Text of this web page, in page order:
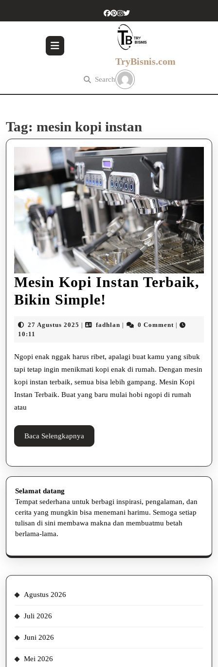
TryBisnis.com
Search
Tag: mesin kopi instan
Mesin Kopi Instan Terbaik,
Bikin Simple!
Instan
Terbaik,
Bikin
Simple!
27 Agustus 2025 27
fadhlan fadhlan0 Comment
10:11
Ngopi enak nggak harus ribet, apalagi buat kamu yang sibuk
tapi tetap ingin menikmati kopi enak di rumah. Dengan mesin
kopi instan terbaik, semua bisa lebih gampang. Mesin Kopi
Instan Terbaik. Buat yang baru mulai hobi ngopi di rumah
atau
Baca Selengkapnya
Selengkapnya
Selamat datang
Tempat sederhana untuk berbagi inspirasi, pengalaman, dan
cerita yang mungkin bisa menemani harimu. Semoga setiap
tulisan di sini membawa makna dan membuatmu betah
berlama-lama.
Agustus 2026
Juli 2026
Juni 2026
Mei 2026